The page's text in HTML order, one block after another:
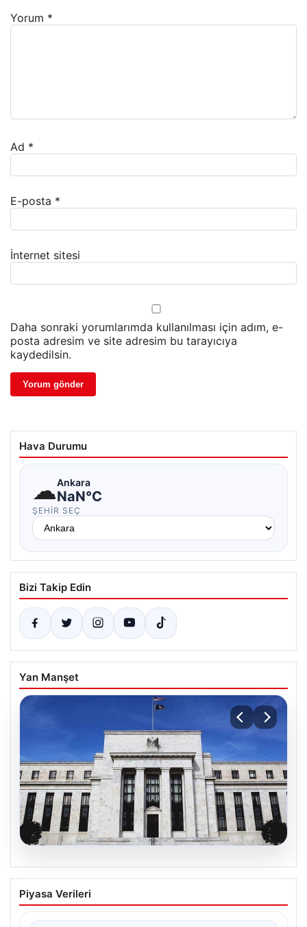
Yorum *
Ad *
E-posta *
İnternet sitesi
Daha sonraki yorumlarımda kullanılması için adım, e-
posta adresim ve site adresim bu tarayıcıya
kaydedilsin.
Hava Durumu
☁Ankara
NaN°C
ŞEHIR SEÇ
Bizi Takip Edin
Yan Manşet
05.08.2026
Fed faizi sabit tuttu
{“title”: “ABD Merkez Bankası Faiz Oranını Sabit Tutmaya
Piyasa Verileri